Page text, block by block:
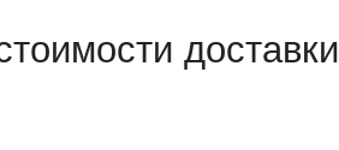
доставки